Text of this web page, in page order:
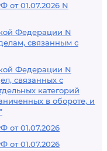
от 01.07.2026 N
Федерации N
связанным с
Федерации N
связанных с
категорий
в обороте, и
от 01.07.2026
от 01.07.2026